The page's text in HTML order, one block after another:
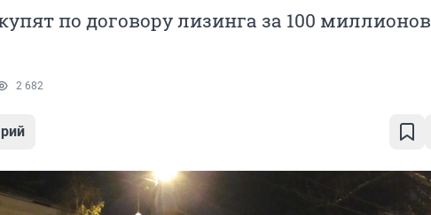
по договору лизинга за 100 миллионов
2 682